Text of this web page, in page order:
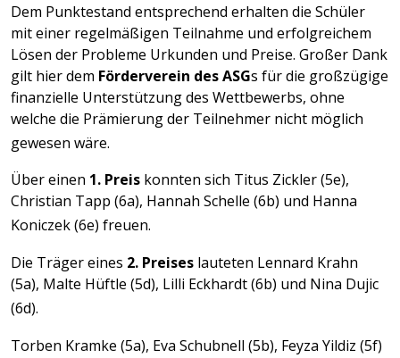
Dem Punktestand entsprechend erhalten die Schüler
mit einer regelmäßigen Teilnahme und erfolgreichem
Lösen der Probleme Urkunden und Preise. Großer Dank
gilt hier dem Förderverein des ASGs für die großzügige
finanzielle Unterstützung des Wettbewerbs, ohne
welche die Prämierung der Teilnehmer nicht möglich
gewesen wäre.
Über einen 1. Preis konnten sich Titus Zickler (5e),
Koniczek (6e) freuen.
Die Träger eines 2. Preises lauteten Lennard Krahn
(5a), Malte Hüftle (5d), Lilli Eckhardt (6b) und Nina Dujic
(6d).
Torben Kramke (5a), Eva Schubnell (5b), Feyza Yildiz (5f)